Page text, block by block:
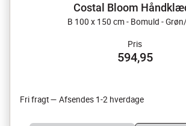
Costal Bloom
B 100 x 150 cm - Bomuld -
Pris
594,95
Fri fragt — Afsendes 1-2 hverdage